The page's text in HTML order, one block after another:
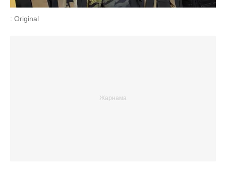
: Original